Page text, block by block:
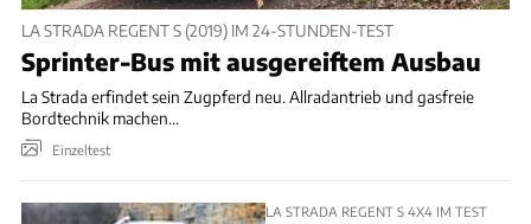
LA STRADA REGENT S (2019) IM 24-STUNDEN-TEST
Sprinter-Bus mit ausgereiftem Ausbau
La Strada erfindet sein Zugpferd neu. Allradantrieb und gasfreie
Bordtechnik machen...
Einzeltest
LA STRADA REGENT S 4X4 IM TEST